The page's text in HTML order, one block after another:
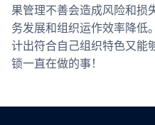
果管理不善会造成风险和损
务发展和组织运作效率降低
计出符合自己组织特色又能
锁一直在做的事！